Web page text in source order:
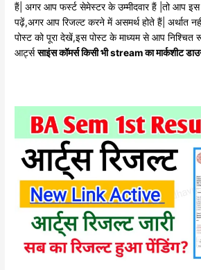
हैं| अगर आप फर्स्ट सेमेस्टर के उम्मीदवार हैं |तो आप इस
पढ़ें,अगर आप रिजल्ट करने में असमर्थ होते हैं| अर्थात
पोस्ट को पूरा देखें,इस पोस्ट के माध्यम से आप निश्चित
आर्ट्ससाइंस कॉमर्स किसी भी stream का मार्कशीट